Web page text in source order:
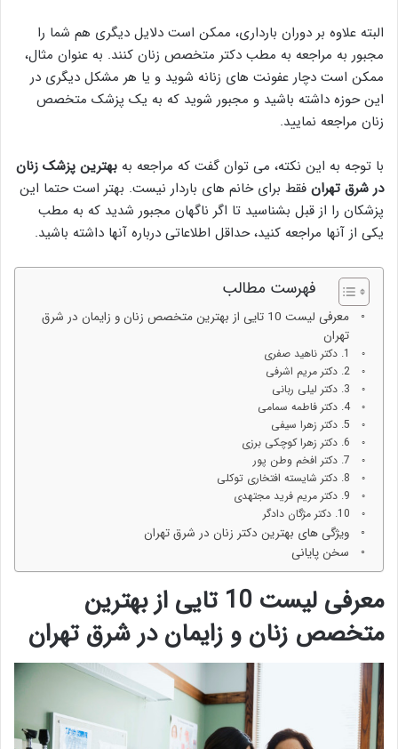
البته علاوه بر دوران بارداری، ممکن است دلایل دیگری هم شما را
مجبور به مراجعه به مطب دکتر متخصص زنان کنند. به عنوان مثال،
ممکن است دچار عفونت های زنانه شوید و یا هر مشکل دیگری در
این حوزه داشته باشید و مجبور شوید که به یک پزشک متخصص
زنان مراجعه نمایید.
با توجه به این نکته، می توان گفت که مراجعه به بهترین پزشک زنان
در شرق تهران فقط برای خانم های باردار نیست. بهتر است حتما این
پزشکان را از قبل بشناسید تا اگر ناگهان مجبور شدید که به مطب
یکی از آنها مراجعه کنید، حداقل اطلاعاتی درباره آنها داشته باشید.
فهرست مطالب
معرفی لیست 10 تایی از بهترین متخصص زنان و زایمان در شرق
تهران
1. دکتر ناهید صفری
2. دکتر مریم اشرفی
3. دکتر لیلی ربانی
4. دکتر فاطمه سمامی
5. دکتر زهرا سیفی
6. دکتر زهرا کوچکی برزی
7. دکتر افخم وطن پور
8. دکتر شایسته افتخاری توکلی
9. دکتر مریم فرید مجتهدی
10. دکتر مژگان دادگر
ویژگی های بهترین دکتر زنان در شرق تهران
سخن پایانی
معرفی لیست 10 تایی از بهترین
متخصص زنان و زایمان در شرق تهران